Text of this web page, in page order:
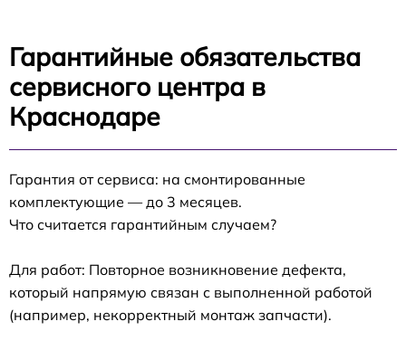
Гарантийные обязательства
сервисного центра в
Краснодаре
Гарантия от сервиса: на смонтированные
комплектующие — до 3 месяцев.
Что считается гарантийным случаем?
Для работ: Повторное возникновение дефекта,
который напрямую связан с выполненной работой
(например, некорректный монтаж запчасти).